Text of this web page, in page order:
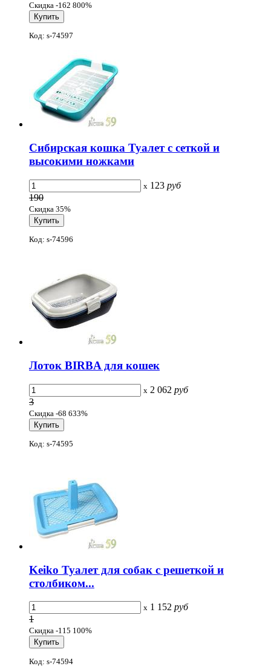
Скидка -162 800%
Код: s-74597
Сибирская кошка Туалет с сеткой и
высокими ножками
x 123 руб
190
Скидка 35%
Код: s-74596
Лоток BIRBA для кошек
x 2 062 руб
3
Скидка -68 633%
Код: s-74595
Keiko Туалет для собак с решеткой и
столбиком...
x 1 152 руб
1
Скидка -115 100%
Код: s-74594